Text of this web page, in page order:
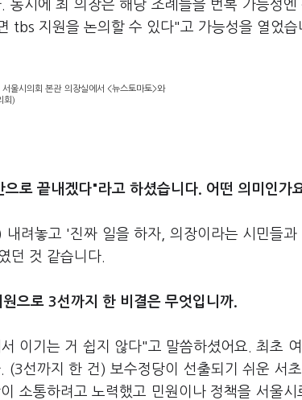
시에 최 의장은 해당 조례들을 번복 가능성엔
tbs 지원을 논의할 수 있다"고 가능성을 열었습
울시의회 본관 의장실에서 <뉴스토마토>와
회)
로 끝내겠다"라고 하셨습니다. 어떤 의미인가
려놓고 '진짜 일을 하자, 의장이라는 시민들과
던 것 같습니다.
으로 3선까지 한 비결은 무엇입니까.
이기는 거 쉽지 않다"고 말씀하셨어요. 최초 여
(3선까지 한 건) 보수정당이 선출되기 쉬운 서
소통하려고 노력했고 민원이나 정책을 서울시